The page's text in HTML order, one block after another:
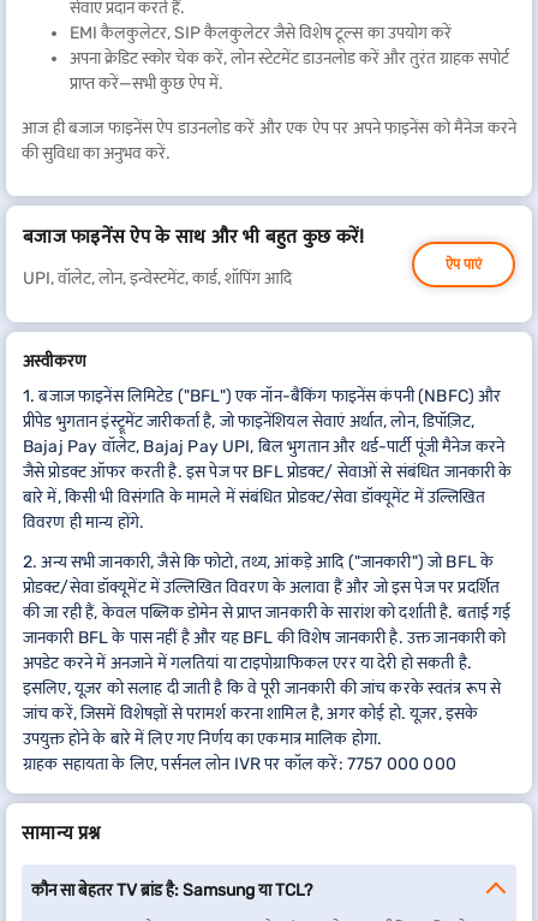
सेवाएं प्रदान करते हैं.
EMI कैलकुलेटर, SIP कैलकुलेटर जैसे विशेष टूल्स का उपयोग करें
अपना क्रेडिट स्कोर चेक करें, लोन स्टेटमेंट डाउनलोड करें और तुरंत ग्राहक सपोर्ट
प्राप्त करें—सभी कुछ ऐप में.
आज ही बजाज फाइनेंस ऐप डाउनलोड करें और एक ऐप पर अपने फाइनेंस को मैनेज करने
की सुविधा का अनुभव करें.
बजाज फाइनेंस ऐप के साथ और भी बहुत कुछ करें!
UPI, वॉलेट, लोन, इन्वेस्टमेंट, कार्ड, शॉपिंग आदि
ऐप पाएं
अस्वीकरण
1. बजाज फाइनेंस लिमिटेड ("BFL") एक नॉन-बैंकिंग फाइनेंस कंपनी (NBFC) और
प्रीपेड भुगतान इंस्ट्रूमेंट जारीकर्ता है, जो फाइनेंशियल सेवाएं अर्थात, लोन, डिपॉज़िट,
Bajaj Pay वॉलेट, Bajaj Pay UPI, बिल भुगतान और थर्ड-पार्टी पूंजी मैनेज करने
जैसे प्रोडक्ट ऑफर करती है. इस पेज पर BFL प्रोडक्ट/ सेवाओं से संबंधित जानकारी के
बारे में, किसी भी विसंगति के मामले में संबंधित प्रोडक्ट/सेवा डॉक्यूमेंट में उल्लिखित
विवरण ही मान्य होंगे.
2. अन्य सभी जानकारी, जैसे कि फोटो, तथ्य, आंकड़े आदि ("जानकारी") जो BFL के
प्रोडक्ट/सेवा डॉक्यूमेंट में उल्लिखित विवरण के अलावा हैं और जो इस पेज पर प्रदर्शित
की जा रही हैं, केवल पब्लिक डोमेन से प्राप्त जानकारी के सारांश को दर्शाती है. बताई गई
जानकारी BFL के पास नहीं है और यह BFL की विशेष जानकारी है. उक्त जानकारी को
अपडेट करने में अनजाने में गलतियां या टाइपोग्राफिकल एरर या देरी हो सकती है.
इसलिए, यूज़र को सलाह दी जाती है कि वे पूरी जानकारी की जांच करके स्वतंत्र रूप से
जांच करें, जिसमें विशेषज्ञों से परामर्श करना शामिल है, अगर कोई हो. यूज़र, इसके
उपयुक्त होने के बारे में लिए गए निर्णय का एकमात्र मालिक होगा.
ग्राहक सहायता के लिए, पर्सनल लोन IVR पर कॉल करें: 7757 000 000
सामान्य प्रश्न
कौन सा बेहतर TV ब्रांड है: Samsung या TCL?